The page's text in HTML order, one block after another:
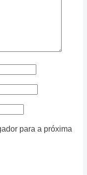
para a próxima